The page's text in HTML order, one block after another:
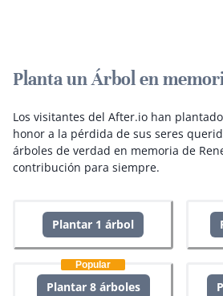
Planta un Árbol en
Los visitantes del After.io han plantado
honor a la pérdida de sus seres
árboles de verdad en memoria de
contribución para siempre.
Plantar 1 árbol
Popular
Plantar 8 árboles